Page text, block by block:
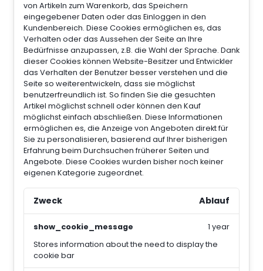
von Artikeln zum Warenkorb, das Speichern
eingegebener Daten oder das Einloggen in den
Kundenbereich. Diese Cookies ermöglichen es, das
Verhalten oder das Aussehen der Seite an Ihre
Bedürfnisse anzupassen, z.B. die Wahl der Sprache. Dank
dieser Cookies können Website-Besitzer und Entwickler
das Verhalten der Benutzer besser verstehen und die
Seite so weiterentwickeln, dass sie möglichst
benutzerfreundlich ist. So finden Sie die gesuchten
Artikel möglichst schnell oder können den Kauf
möglichst einfach abschließen. Diese Informationen
ermöglichen es, die Anzeige von Angeboten direkt für
Sie zu personalisieren, basierend auf Ihrer bisherigen
Erfahrung beim Durchsuchen früherer Seiten und
Angebote. Diese Cookies wurden bisher noch keiner
eigenen Kategorie zugeordnet.
Zweck Ablauf
show_cookie_message
Stores information about the need to display the
cookie bar
1 year